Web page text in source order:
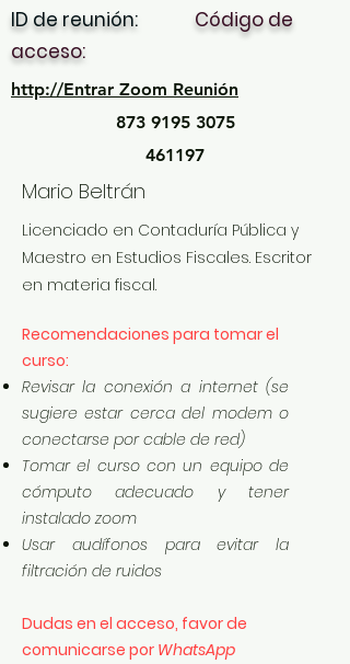
ID de reunión: Código de
acceso:
http://Entrar Zoom Reunión
873 9195 3075
461197
Mario Beltrán
Licenciado en Contaduría Pública y
Maestro en Estudios Fiscales. Escritor
en materia fiscal.
Recomendaciones para tomar el
curso:
Revisar la conexión a internet (se
sugiere estar cerca del modem o
conectarse por cable de red)
Tomar el curso con un equipo de
cómputo adecuado y tener
instalado zoom
Usar audífonos para evitar la
filtración de ruidos
Dudas en el acceso, favor de
comunicarse por WhatsApp